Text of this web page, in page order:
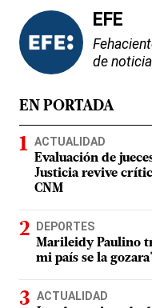
EFE
de
EN PORTADA
ACTUALIDAD
Evaluación de
Justicia revive
CNM
DEPORTES
Marileidy Paulino
mi país se la
ACTUALIDAD